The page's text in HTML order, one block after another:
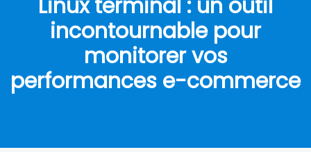
Linux terminal : un outil
incontournable pour
monitorer vos
performances e-commerce